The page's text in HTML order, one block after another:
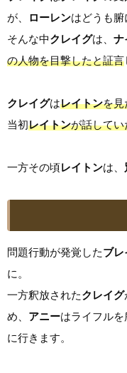
が、
ローレンはどうも腑
そんな中クレイグは、 ナ
の人物を目撃したと証言
クレイグはレイトンを見
当初レイトンが話して
一方その頃レイトンは、
問題行動が発覚したブレ
に。
一方釈放されたクレイグ
め、 アニーはライフル
に行きます。